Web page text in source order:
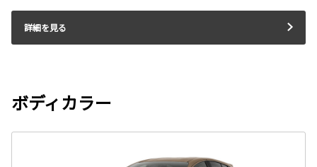
詳細を見る
ボディカラー